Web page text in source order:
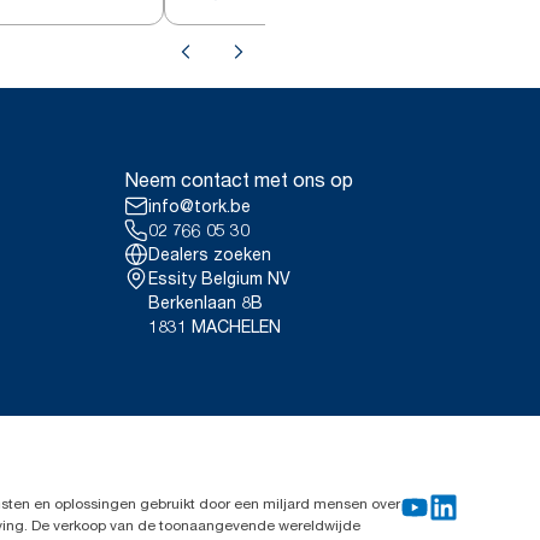
Neem contact met ons op
info@tork.be
02 766 05 30
Dealers zoeken
Essity Belgium NV
Berkenlaan 8B
1831 MACHELEN
en oplossingen gebruikt door een miljard mensen over
De verkoop van de toonaangevende wereldwijde